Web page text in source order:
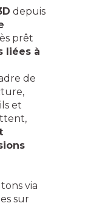
depuis
prêt
liées à
de
et
via
sur